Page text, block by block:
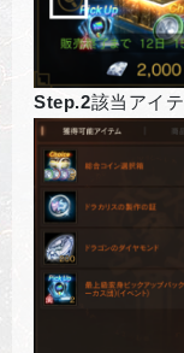
Step.2該当アイ